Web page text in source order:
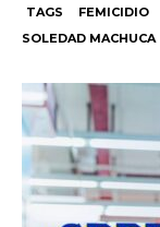
a
t
s
c
b
o
TAGS FEMICIDIO
SOLEDAD MACHUCA